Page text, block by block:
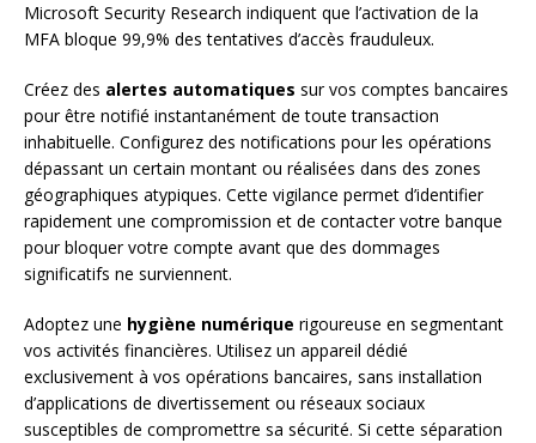
Microsoft Security Research indiquent que l’activation de la
MFA bloque 99,9% des tentatives d’accès frauduleux.
Créez des alertes automatiques sur vos comptes bancaires
pour être notifié instantanément de toute transaction
inhabituelle. Configurez des notifications pour les opérations
dépassant un certain montant ou réalisées dans des zones
géographiques atypiques. Cette vigilance permet d’identifier
rapidement une compromission et de contacter votre banque
pour bloquer votre compte avant que des dommages
significatifs ne surviennent.
Adoptez une hygiène numérique rigoureuse en segmentant
vos activités financières. Utilisez un appareil dédié
exclusivement à vos opérations bancaires, sans installation
d’applications de divertissement ou réseaux sociaux
susceptibles de compromettre sa sécurité. Si cette séparation